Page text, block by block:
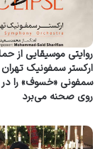
روایتی موسیقایی از
ارکستر سمفونیک
سمفونی «خسوف» را در
روی صحنه می‌برد